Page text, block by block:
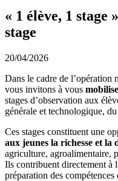
« 1 élève, 1 stage
stage
20/04/2026
Dans le cadre de l’opération
vous invitons à vous
stages d’observation aux
générale et technologique, du
Ces stages constituent une
aux jeunes la richesse et la
agriculture, agroalimentaire,
Ils contribuent directement à l
préparation des compétences